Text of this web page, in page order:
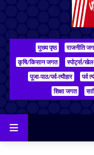
मुख्य पृष्ठ राजनीति
कृषि/किसान जगत
स्पोर्ट्स/
पूजा-पाठ/पर्व-त्यौहार
पर्व
शिक्षा जगत